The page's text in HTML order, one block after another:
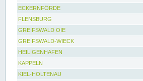
ECKERNFÖRDE
FLENSBURG
GREIFSWALD OIE
GREIFSWALD-WIECK
HEILIGENHAFEN
KAPPELN
KIEL-HOLTENAU